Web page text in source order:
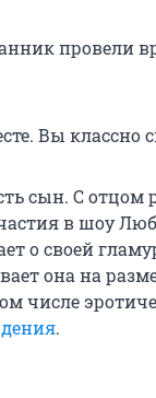
провели
Вы классно
сын. С отцом
в шоу
о своей
она на
числе
.